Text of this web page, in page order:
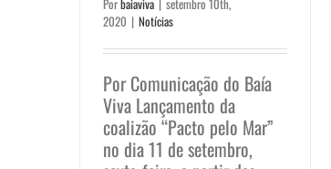
2020 | Notícias
Por Comunicação do Baía
Viva Lançamento da
coalizão “Pacto pelo Mar”
no dia 11 de setembro,